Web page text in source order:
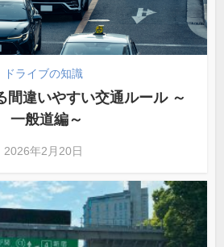
ドライブの知識
間違いやすい交通ルール ～
一般道編～
2026年2月20日